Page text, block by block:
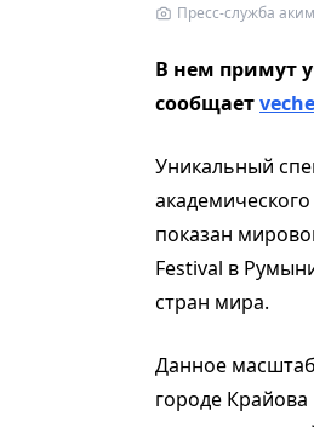
Пресс-служба
В нем примут
сообщает
Уникальный
показан
Festival в
стран мира.
Данное
городе Крайова